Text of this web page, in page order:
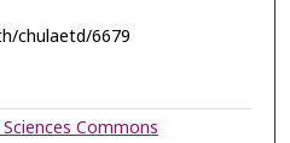
chulaetd/6679
Commons